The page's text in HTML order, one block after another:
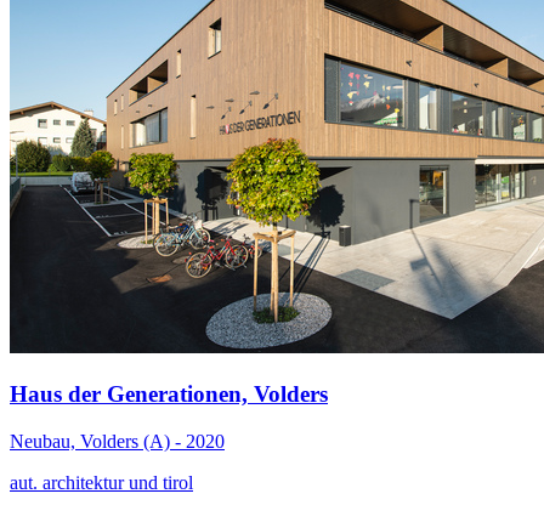
Haus der Generationen, Volders
Neubau, Volders (A) - 2020
aut. architektur und tirol